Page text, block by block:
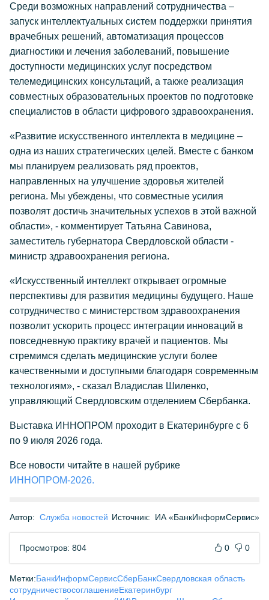
Среди возможных направлений сотрудничества –
запуск интеллектуальных систем поддержки принятия
врачебных решений, автоматизация процессов
диагностики и лечения заболеваний, повышение
доступности медицинских услуг посредством
телемедицинских консультаций, а также реализация
совместных образовательных проектов по подготовке
специалистов в области цифрового здравоохранения.
«Развитие искусственного интеллекта в медицине –
одна из наших стратегических целей. Вместе с банком
мы планируем реализовать ряд проектов,
направленных на улучшение здоровья жителей
региона. Мы убеждены, что совместные усилия
позволят достичь значительных успехов в этой важной
области», - комментирует Татьяна Савинова,
заместитель губернатора Свердловской области -
министр здравоохранения региона.
«Искусственный интеллект открывает огромные
перспективы для развития медицины будущего. Наше
сотрудничество с министерством здравоохранения
позволит ускорить процесс интеграции инноваций в
повседневную практику врачей и пациентов. Мы
стремимся сделать медицинские услуги более
качественными и доступными благодаря современным
технологиям», - сказал Владислав Шиленко,
управляющий Свердловским отделением Сбербанка.
Выставка ИННОПРОМ проходит в Екатеринбурге с 6
по 9 июля 2026 года.
Все новости читайте в нашей рубрике
ИННОПРОМ-2026.
Автор: Служба новостей Источник: ИА «БанкИнформСервис»
Просмотров: 804 0 0
Метки:БанкИнформСервисСберБанкСвердловская область
сотрудничествосоглашениеЕкатеринбург